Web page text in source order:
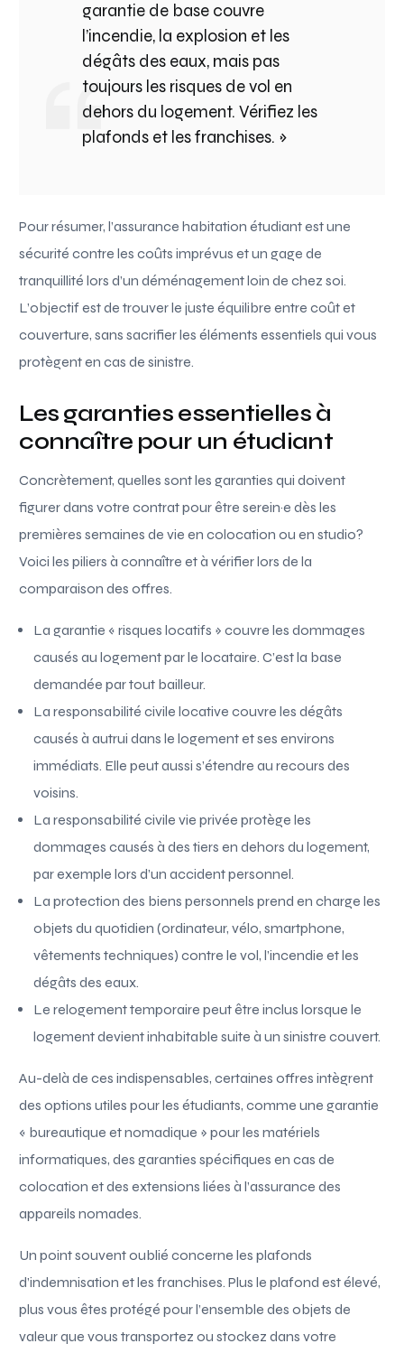
garantie de base couvre
l’incendie, la explosion et les
dégâts des eaux, mais pas
toujours les risques de vol en
dehors du logement. Vérifiez les
plafonds et les franchises. »
Pour résumer, l’assurance habitation étudiant est une
sécurité contre les coûts imprévus et un gage de
tranquillité lors d’un déménagement loin de chez soi.
L’objectif est de trouver le juste équilibre entre coût et
couverture, sans sacrifier les éléments essentiels qui vous
protègent en cas de sinistre.
Les garanties essentielles à
connaître pour un étudiant
Concrètement, quelles sont les garanties qui doivent
figurer dans votre contrat pour être serein·e dès les
premières semaines de vie en colocation ou en studio?
Voici les piliers à connaître et à vérifier lors de la
comparaison des offres.
La garantie « risques locatifs » couvre les dommages
causés au logement par le locataire. C’est la base
demandée par tout bailleur.
La responsabilité civile locative couvre les dégâts
causés à autrui dans le logement et ses environs
immédiats. Elle peut aussi s’étendre au recours des
voisins.
La responsabilité civile vie privée protège les
dommages causés à des tiers en dehors du logement,
par exemple lors d’un accident personnel.
La protection des biens personnels prend en charge les
objets du quotidien (ordinateur, vélo, smartphone,
vêtements techniques) contre le vol, l’incendie et les
dégâts des eaux.
Le relogement temporaire peut être inclus lorsque le
logement devient inhabitable suite à un sinistre couvert.
Au-delà de ces indispensables, certaines offres intègrent
des options utiles pour les étudiants, comme une garantie
« bureautique et nomadique » pour les matériels
informatiques, des garanties spécifiques en cas de
colocation et des extensions liées à l’assurance des
appareils nomades.
Un point souvent oublié concerne les plafonds
d’indemnisation et les franchises. Plus le plafond est élevé,
plus vous êtes protégé pour l’ensemble des objets de
valeur que vous transportez ou stockez dans votre